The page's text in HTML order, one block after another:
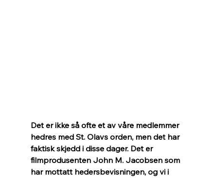
Det er ikke så ofte et av våre medlemmer
hedres med St. Olavs orden, men det har
faktisk skjedd i disse dager. Det er
filmprodusenten John M. Jacobsen som
har mottatt hedersbevisningen, og vi i